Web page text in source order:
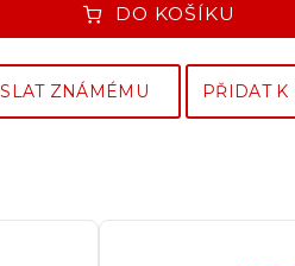
DO KOŠÍKU
ZNÁMÉMU PŘIDAT K